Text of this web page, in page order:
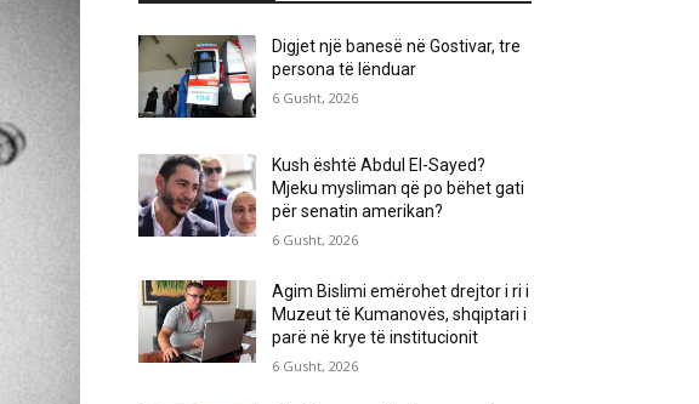
Digjet një banesë në Gostivar, tre
persona të lënduar
6 Gusht, 2026
Kush është Abdul El-Sayed?
Mjeku mysliman që po bëhet gati
për senatin amerikan?
6 Gusht, 2026
Agim Bislimi emërohet drejtor i ri i
Muzeut të Kumanovës, shqiptari i
parë në krye të institucionit
6 Gusht, 2026